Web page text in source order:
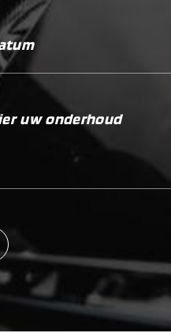
uw onderhoud